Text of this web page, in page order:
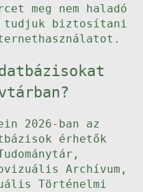
meg nem haladó
tudjuk biztosítani
2026-ban az
érhetők
Archívum,
Történelmi